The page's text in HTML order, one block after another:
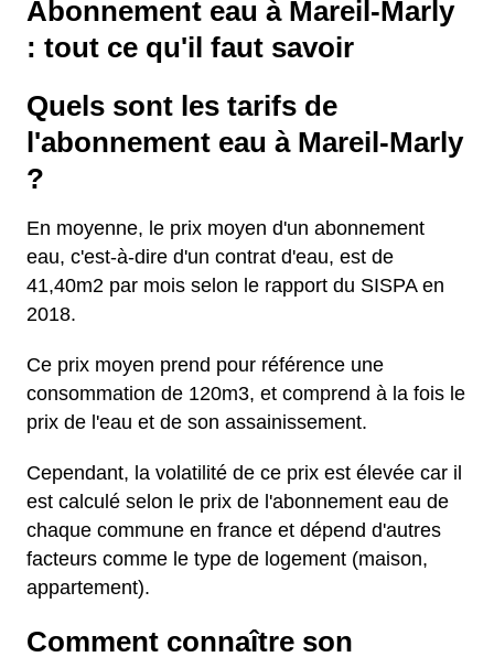
Abonnement eau à Mareil-Marly
: tout ce qu'il faut savoir
Quels sont les tarifs de
l'abonnement eau à Mareil-Marly
?
En moyenne, le prix moyen d'un abonnement
eau, c'est-à-dire d'un contrat d'eau, est de
41,40m2 par mois selon le rapport du SISPA en
2018.
Ce prix moyen prend pour référence une
consommation de 120m3, et comprend à la fois le
prix de l'eau et de son assainissement.
Cependant, la volatilité de ce prix est élevée car il
est calculé selon le prix de l'abonnement eau de
chaque commune en france et dépend d'autres
facteurs comme le type de logement (maison,
appartement).
Comment connaître son